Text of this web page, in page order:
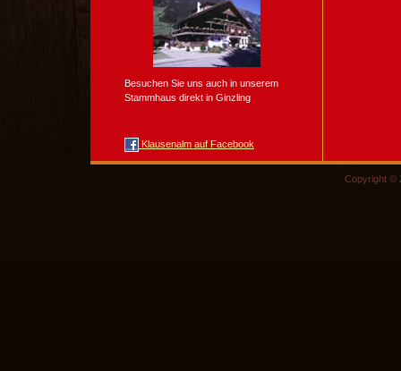
Besuchen Sie uns auch in unserem
Stammhaus direkt in Ginzling
Klausenalm auf Facebook
Copyright ©